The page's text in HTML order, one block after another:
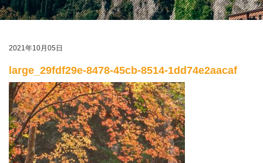
2021年10月05日
large_29fdf29e-8478-45cb-8514-1dd74e2aacaf